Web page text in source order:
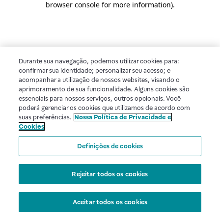
browser console for more information).
Durante sua navegação, podemos utilizar cookies para:
confirmar sua identidade; personalizar seu acesso; e
acompanhar a utilização de nossos websites, visando o
aprimoramento de sua funcionalidade. Alguns cookies são
essenciais para nossos serviços, outros opcionais. Você
poderá gerenciar os cookies que utilizamos de acordo com
suas preferências. Nossa Política de Privacidade e
Cookies
Definições de cookies
Rejeitar todos os cookies
Aceitar todos os cookies